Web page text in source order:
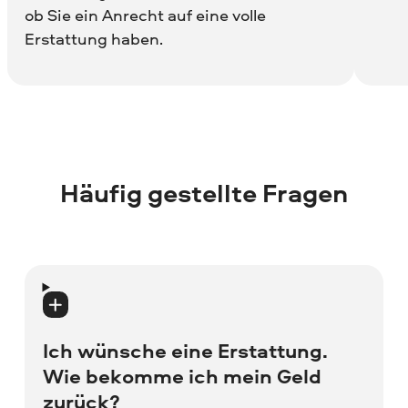
ob Sie ein Anrecht auf eine volle
Erstattung haben.
Häufig gestellte Fragen
Ich wünsche eine Erstattung.
Wie bekomme ich mein Geld
zurück?